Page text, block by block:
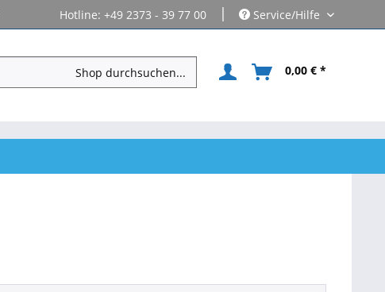
Hotline: +49 2373 - 39 77 00 | Service/Hilfe
0,00 € *